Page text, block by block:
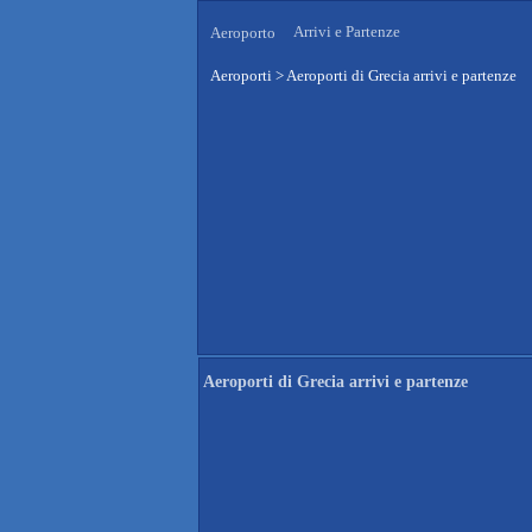
Aeroporto Arrivi e Partenze
Aeroporti >Aeroporti di Grecia arrivi e partenze
Aeroporti di Grecia arrivi e partenze